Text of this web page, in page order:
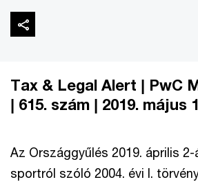
Tax & Legal Alert | PwC
| 615. szám | 2019. május
Az Országgyűlés 2019. április
sportról szóló 2004. évi l.